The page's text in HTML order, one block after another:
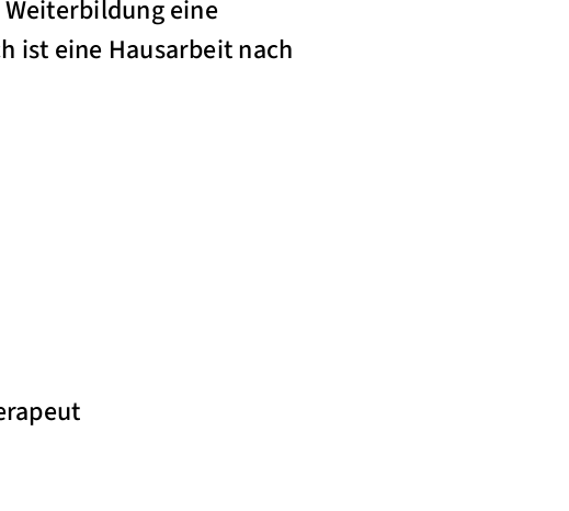
eine
ist eine Hausarbeit nach